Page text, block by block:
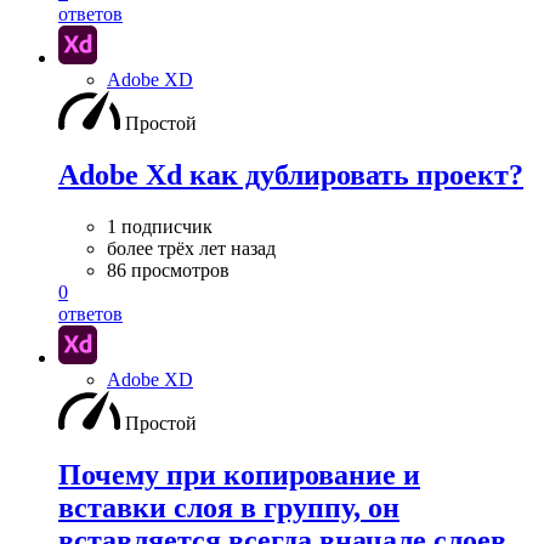
ответов
Adobe XD
Простой
Adobe Xd как дублировать проект?
1 подписчик
более трёх лет назад
86 просмотров
0
ответов
Adobe XD
Простой
Почему при копирование и
вставки слоя в группу, он